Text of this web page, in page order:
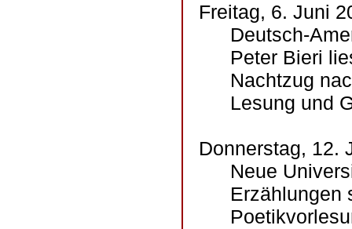
Freitag, 6. Juni
Deutsch-
Peter Bieri
Nachtzug
Lesung und
Donnerstag, 12.
Neue
Erzählungen